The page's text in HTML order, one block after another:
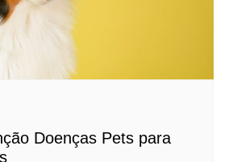
Doenças Pets para